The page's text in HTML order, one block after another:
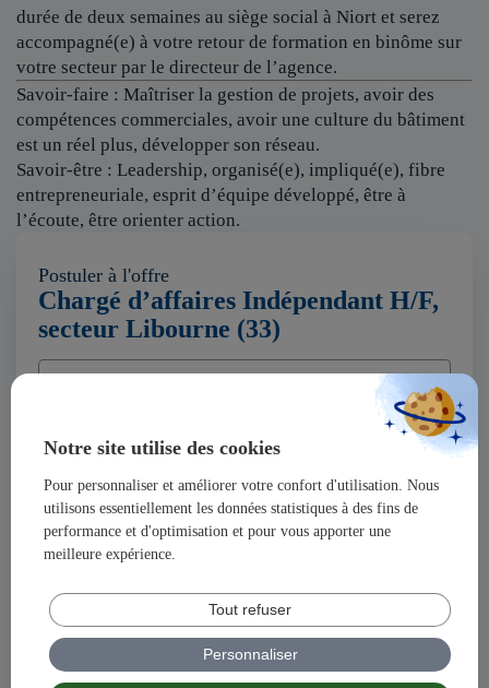
Notre site utilise des cookies
Pour personnaliser et améliorer votre confort d'utilisation. Nous
utilisons essentiellement les données statistiques à des fins de
performance et d'optimisation et pour vous apporter une
meilleure expérience.
Tout refuser
Personnaliser
durée de deux semaines au siège social à Niort et serez
accompagné(e) à votre retour de formation en binôme sur
votre secteur par le directeur de l’agence.
Savoir-faire : Maîtriser la gestion de projets, avoir des
compétences commerciales, avoir une culture du bâtiment
est un réel plus, développer son réseau.
Savoir-être : Leadership, organisé(e), impliqué(e), fibre
entrepreneuriale, esprit d’équipe développé, être à
l’écoute, être orienter action.
Postuler à l'offre
Chargé d’affaires Indépendant H/F,
secteur Libourne (33)
Prénom
Adresse